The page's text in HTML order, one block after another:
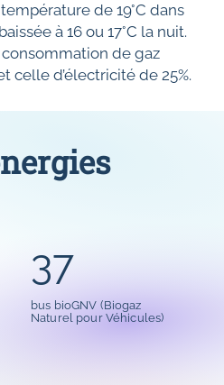
de 19°C dans
à 16 ou 17°C la nuit.
de gaz
celle d’électricité de 25%.
37
bus bioGNV (Biogaz
Naturel pour Véhicules)